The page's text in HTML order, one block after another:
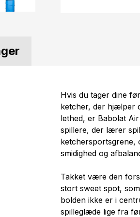
Hvis du tager dine
ketcher, der hjælper
lethed, er Babolat
spillere, der lærer
ketchersportsgrene,
smidighed og
Takket være den
stort sweet spot,
bolden ikke er i
spilleglæde lige fra